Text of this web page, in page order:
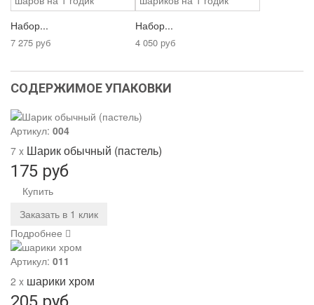
Набор...
7 275 руб
Набор...
4 050 руб
СОДЕРЖИМОЕ УПАКОВКИ
Артикул: 004
7 x Шарик обычный (пастель)
175 руб
Купить
Заказать в 1 клик
Подробнее
Артикул: 011
2 x шарики хром